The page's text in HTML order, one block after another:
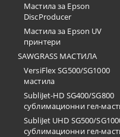
Мастила за Epson
DiscProducer
Мастила за Epson UV
принтери
SAWGRASS МАСТИЛА
VersiFlex SG500/SG1000
мастила
SubliJet-HD SG400/SG800
сублимационни гел-
SubliJet UHD SG500/
сублимационни гел-